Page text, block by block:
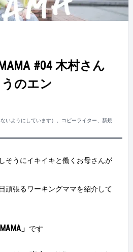
#04 木村さん
うのエン
いようにしています）。コピーライター、新規事
そうにイキイキと働くお母さんが
頑張るワーキングママを紹介して
」 です